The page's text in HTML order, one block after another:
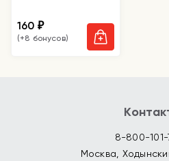
160₽
(+8 бонусов)
8-800-101-
Москва,